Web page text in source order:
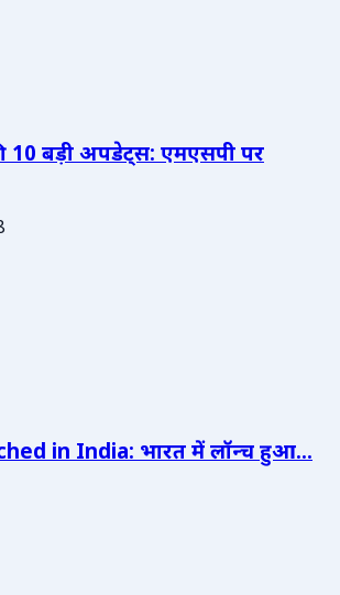
10 बड़ी अपडेट्स: एमएसपी पर
in India: भारत में लॉन्च हुआ...